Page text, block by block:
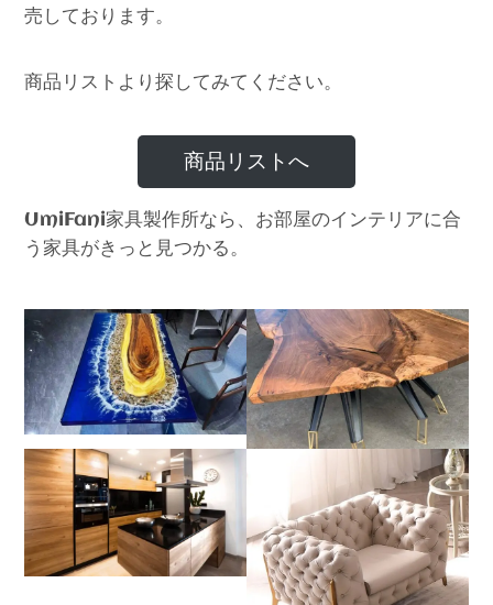
売しております。
商品リストより探してみてください。
商品リストへ
UmiFani家具製作所なら、お部屋のインテリアに合
う家具がきっと見つかる。